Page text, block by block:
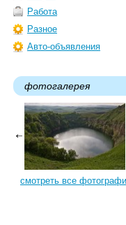
Работа
Разное
Авто-объявления
фотогалерея
смотреть все